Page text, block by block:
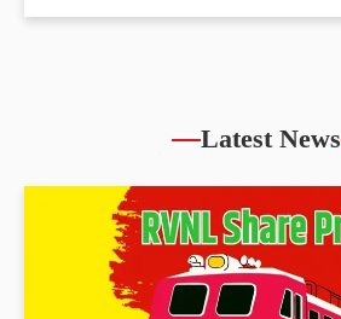
Latest News